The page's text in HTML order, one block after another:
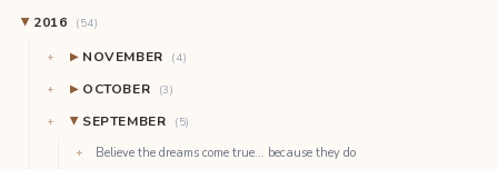
▶ 2016 (54)
▶ NOVEMBER (4)
▶ OCTOBER (3)
▶ SEPTEMBER (5)
Believe the dreams come true... because they do